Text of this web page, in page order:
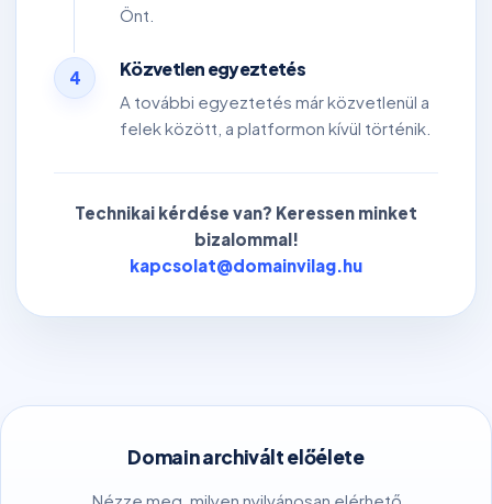
Önt.
4 Közvetlen egyeztetés
A további egyeztetés már közvetlenül a
felek között, a platformon kívül történik.
Technikai kérdése van? Keressen minket
bizalommal!
kapcsolat@domainvilag.hu
Domain archivált előélete